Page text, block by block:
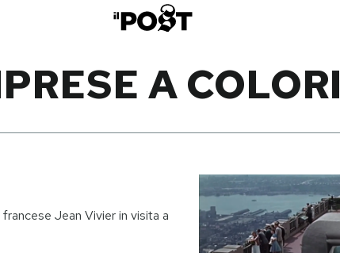
A COLORI
Jean Vivier in visita a